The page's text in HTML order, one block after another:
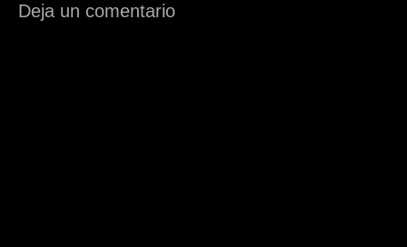
Deja un comentario